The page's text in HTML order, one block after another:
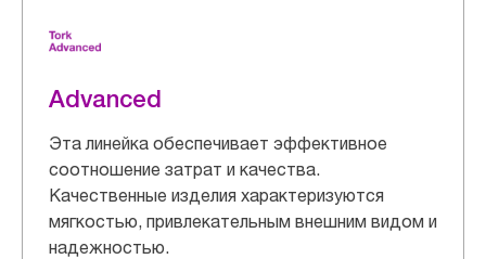
Advanced
Эта линейка обеспечивает эффективное
соотношение затрат и качества.
Качественные изделия характеризуются
мягкостью, привлекательным внешним видом и
надежностью.